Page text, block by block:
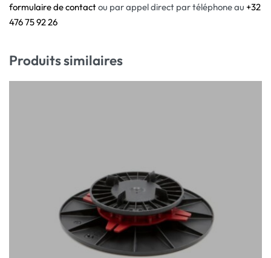
formulaire de contactou par appel direct par téléphone au +32
476 75 92 26
Produits similaires